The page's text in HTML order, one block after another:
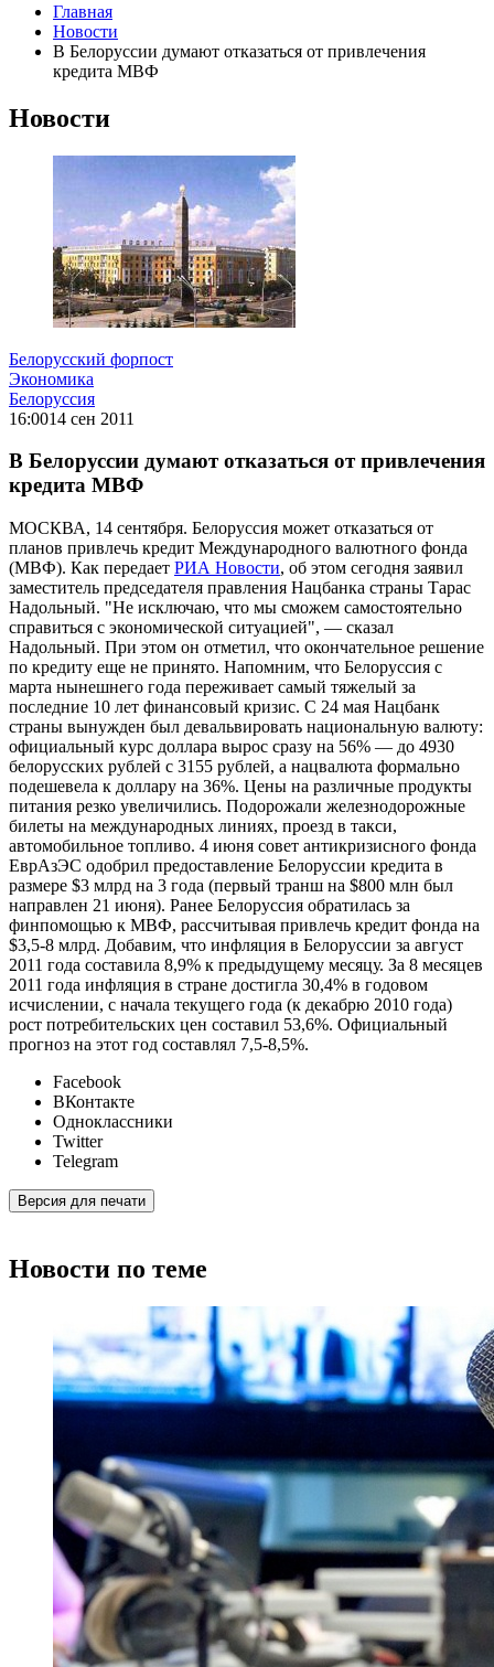
Главная
Новости
В Белоруссии думают отказаться от привлечения
кредита МВФ
Новости
Белорусский форпост
Экономика
Белоруссия
16:0014 сен 2011
В Белоруссии думают отказаться от привлечения
кредита МВФ
МОСКВА, 14 сентября. Белоруссия может отказаться от
планов привлечь кредит Международного валютного фонда
(МВФ). Как передает РИА Новости, об этом сегодня заявил
заместитель председателя правления Нацбанка страны Тарас
Надольный. "Не исключаю, что мы сможем самостоятельно
справиться с экономической ситуацией", — сказал
Надольный. При этом он отметил, что окончательное решение
по кредиту еще не принято. Напомним, что Белоруссия с
марта нынешнего года переживает самый тяжелый за
последние 10 лет финансовый кризис. С 24 мая Нацбанк
страны вынужден был девальвировать национальную валюту:
официальный курс доллара вырос сразу на 56% — до 4930
белорусских рублей с 3155 рублей, а нацвалюта формально
подешевела к доллару на 36%. Цены на различные продукты
питания резко увеличились. Подорожали железнодорожные
билеты на международных линиях, проезд в такси,
автомобильное топливо. 4 июня совет антикризисного фонда
ЕврАзЭС одобрил предоставление Белоруссии кредита в
размере $3 млрд на 3 года (первый транш на $800 млн был
направлен 21 июня). Ранее Белоруссия обратилась за
финпомощью к МВФ, рассчитывая привлечь кредит фонда на
$3,5-8 млрд. Добавим, что инфляция в Белоруссии за август
2011 года составила 8,9% к предыдущему месяцу. За 8 месяцев
2011 года инфляция в стране достигла 30,4% в годовом
исчислении, с начала текущего года (к декабрю 2010 года)
рост потребительских цен составил 53,6%. Официальный
прогноз на этот год составлял 7,5-8,5%.
Facebook
ВКонтакте
Одноклассники
Twitter
Telegram
Версия для печати
Новости по теме